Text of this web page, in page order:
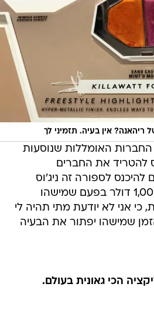
אין בעיה. תזמיני לך
האומללות שנוסעות
להטריד את החברים
לספורה זה ניג'וס
צרוף. נמאס להוציא 1,000 דולר בפעם שמישהו
כי אני לא יודעת מתי תהיה לי
שמישהו יפתור את הבעיה
הכי גאונית בעולם.